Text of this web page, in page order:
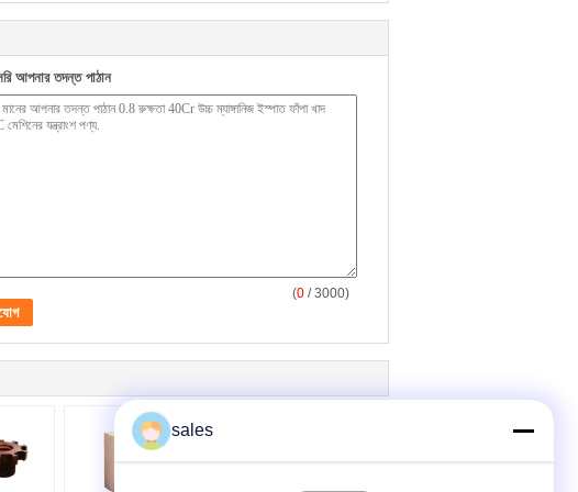
আপনার তদন্ত পাঠান
(0 / 3000)
sales